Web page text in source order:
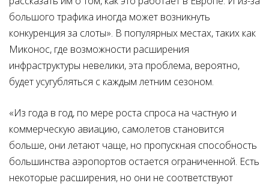
большого трафика иногда может возникнуть
конкуренция за слоты». В популярных местах, таких как
Миконос, где возможности расширения
инфраструктуры невелики, эта проблема, вероятно,
будет усугубляться с каждым летним сезоном.
«Из года в год, по мере роста спроса на частную и
коммерческую авиацию, самолетов становится
больше, они летают чаще, но пропускная способность
большинства аэропортов остается ограниченной. Есть
некоторые расширения, но они не соответствуют